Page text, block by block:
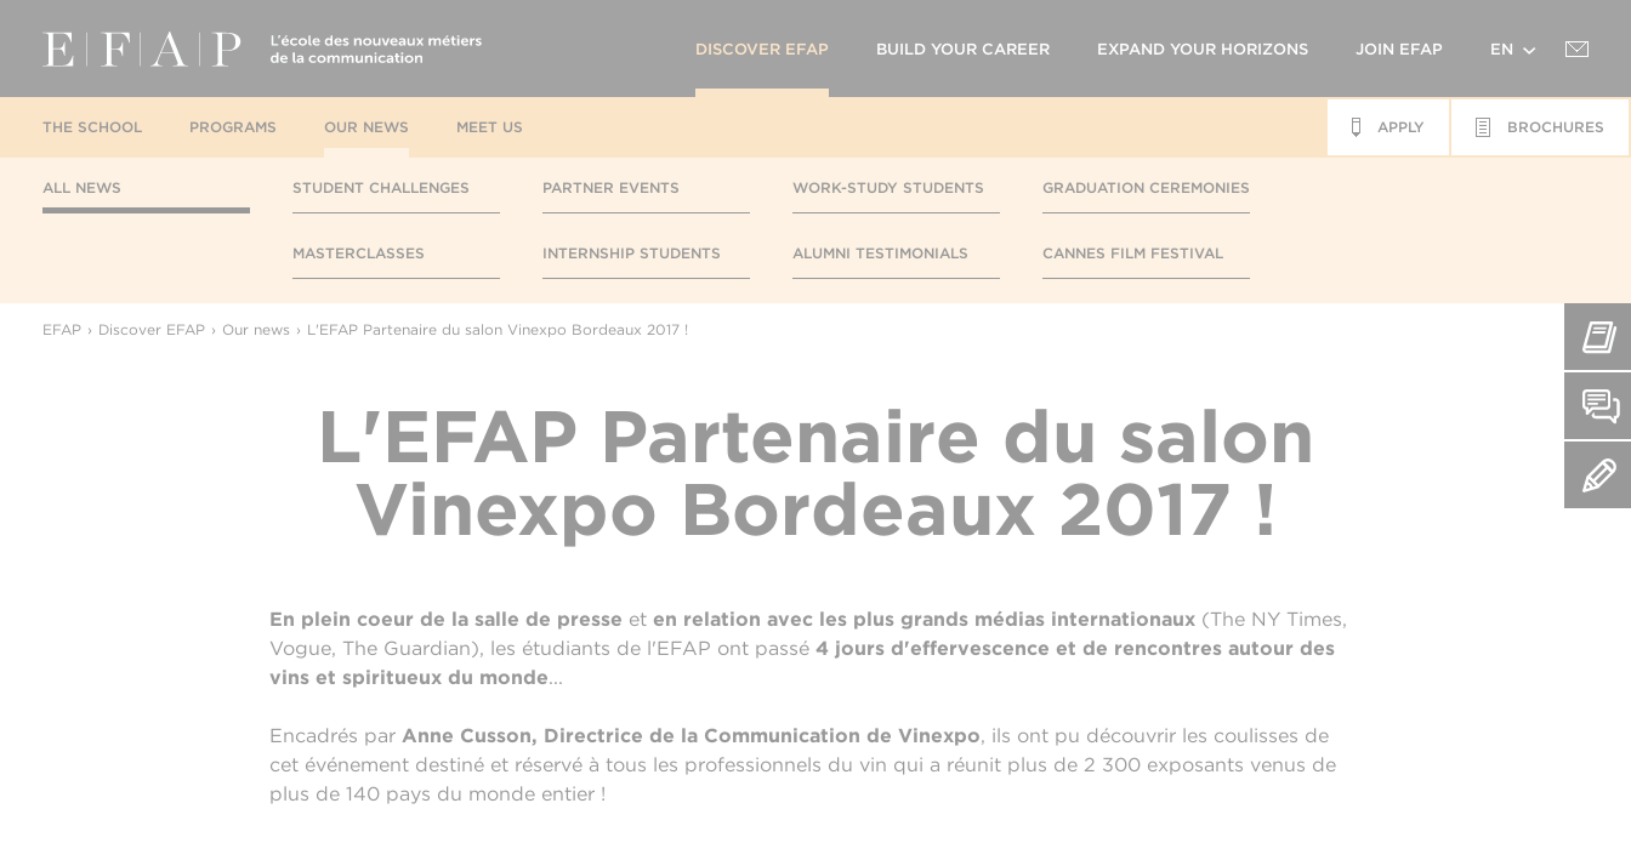
DISCOVER EFAP BUILD YOUR CAREER EXPAND YOUR HORIZONS JOIN EFAP EN
THE SCHOOL PROGRAMS OUR NEWS MEET US BROCHURES
APPLY
ALL NEWS STUDENT CHALLENGES
MASTERCLASSES
PARTNER EVENTS
INTERNSHIP STUDENTS
WORK-STUDY STUDENTS
ALUMNI TESTIMONIALS
GRADUATION CEREMONIES
CANNES FILM FESTIVAL
EFAP Discover EFAP Our news L'EFAP Partenaire du salon Vinexpo Bordeaux 2017 !
L'EFAP Partenaire du salon
Vinexpo Bordeaux 2017 !
En plein coeur de la salle de presse et en relation avec les plus grands médias internationaux (The NY Times,
Vogue, The Guardian), les étudiants de l'EFAP ont passé 4 jours d'effervescence et de rencontres autour des
vins et spiritueux du monde...
Encadrés par Anne Cusson, Directrice de la Communication de Vinexpo, ils ont pu découvrir les coulisses de
cet événement destiné et réservé à tous les professionnels du vin qui a réunit plus de 2 300 exposants venus de
plus de 140 pays du monde entier !